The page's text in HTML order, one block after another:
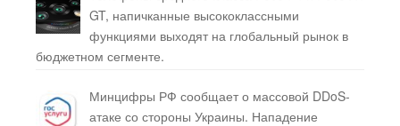
GT, напичканные высококлассными
функциями выходят на глобальный рынок в
бюджетном сегменте.
Минцифры РФ сообщает о массовой DDoS-
атаке со стороны Украины. Нападение